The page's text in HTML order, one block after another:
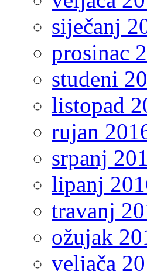
siječanj
prosinac
studeni
listopad
rujan
srpanj
lipanj
travanj
ožujak
veljača